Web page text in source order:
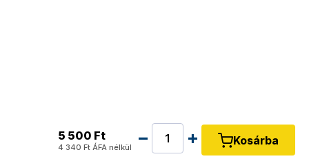
5 500 Ft
4 340 Ft ÁFA nélkül Kosárba